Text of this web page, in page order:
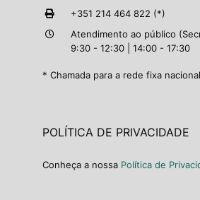
+351 214 464 822 (*)
Atendimento ao público
9:30 - 12:30 | 14:00 - 17:30
* Chamada para a rede fixa nacional
POLÍTICA DE PRIVACIDADE
Conheça a nossa Política de